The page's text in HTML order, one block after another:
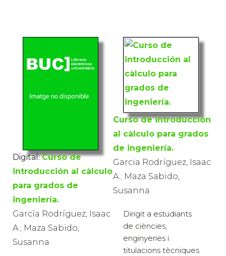
Digital: Curso de
introducción al càlculo
para grados de
ingeniería.
García Rodríguez, Isaac
A.; Maza Sabido,
Susanna
Curso de introducción
al càlculo para grados
de ingeniería.
Garcia Rodríguez, Isaac
A.; Maza Sabido,
Susanna
Dirigit a estudiants
de ciències,
enginyeries i
titulacions tècniques